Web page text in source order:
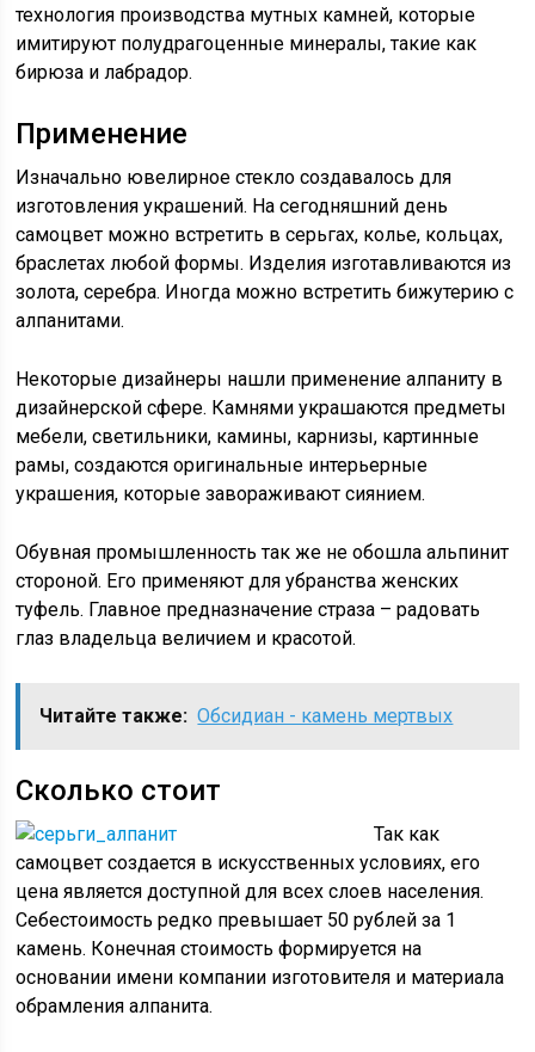
технология производства мутных камней, которые
имитируют полудрагоценные минералы, такие как
бирюза и лабрадор.
Применение
Изначально ювелирное стекло создавалось для
изготовления украшений. На сегодняшний день
самоцвет можно встретить в серьгах, колье, кольцах,
браслетах любой формы. Изделия изготавливаются из
золота, серебра. Иногда можно встретить бижутерию с
алпанитами.
Некоторые дизайнеры нашли применение алпаниту в
дизайнерской сфере. Камнями украшаются предметы
мебели, светильники, камины, карнизы, картинные
рамы, создаются оригинальные интерьерные
украшения, которые завораживают сиянием.
Обувная промышленность так же не обошла альпинит
стороной. Его применяют для убранства женских
туфель. Главное предназначение страза – радовать
глаз владельца величием и красотой.
Читайте также: Обсидиан - камень мертвых
Сколько стоит
Так как
самоцвет создается в искусственных условиях, его
цена является доступной для всех слоев населения.
Себестоимость редко превышает 50 рублей за 1
камень. Конечная стоимость формируется на
основании имени компании изготовителя и материала
обрамления алпанита.